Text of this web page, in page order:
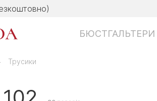
БЮСТГАЛЬТЕРИ
Трусики